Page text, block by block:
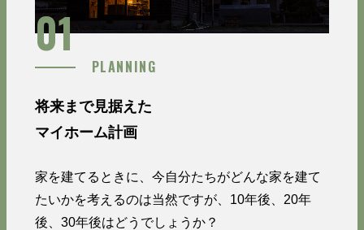
01
PLANNING
将来まで見据えた
マイホーム計画
家を建てるときに、今自分たちがどんな家を建て
たいかを考えるのは当然ですが、10年後、20年
後、30年後はどうでしょうか？